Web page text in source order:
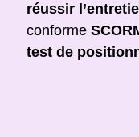
réussir
conforme
test de